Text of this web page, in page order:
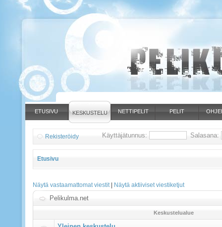
ETUSIVU KESKUSTELU NETTIPELIT PELIT
Rekisteröidy Käyttäjätunnus: Salasana:
Etusivu
Näytä vastaamattomat viestit| Näytä aktiiviset viestiketjut
Pelikulma.net
Keskustelualue